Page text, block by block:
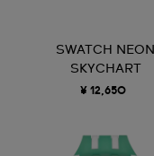
SWATCH NEON
SKYCHART
¥ 12,650